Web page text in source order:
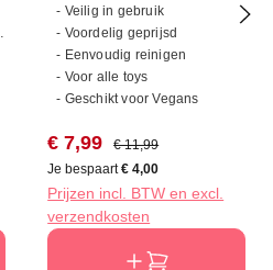
- Veilig in gebruik
- Voordelig geprijsd
- Eenvoudig reinigen
- Voor alle toys
- Geschikt voor Vegans
Verkoopprijs:
€ 7,99 Normale prijs:
€ 11,99
Je bespaart€ 4,00
Prijzen incl. BTW en excl.
verzendkosten